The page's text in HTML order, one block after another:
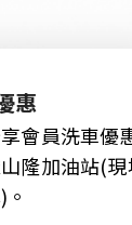
惠
會員洗車優
隆加油站(